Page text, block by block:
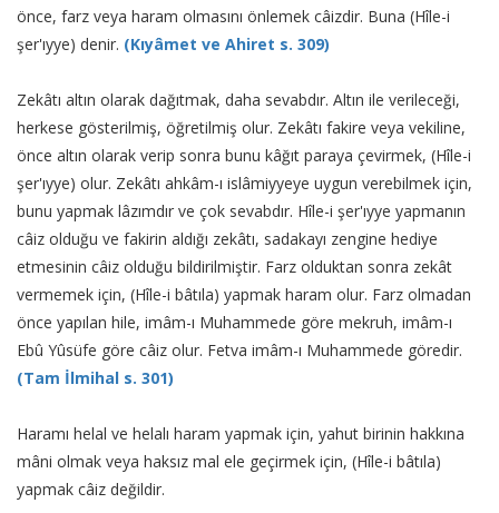
önce, farz veya haram olmasını önlemek câizdir. Buna (Hîle-i
şer'ıyye) denir. (Kıyâmet ve Ahiret s. 309)
Zekâtı altın olarak dağıtmak, daha sevabdır. Altın ile verileceği,
herkese gösterilmiş, öğretilmiş olur. Zekâtı fakire veya vekiline,
önce altın olarak verip sonra bunu kâğıt paraya çevirmek, (Hîle-i
şer'ıyye) olur. Zekâtı ahkâm-ı islâmiyyeye uygun verebilmek için,
bunu yapmak lâzımdır ve çok sevabdır. Hîle-i şer'ıyye yapmanın
câiz olduğu ve fakirin aldığı zekâtı, sadakayı zengine hediye
etmesinin câiz olduğu bildirilmiştir. Farz olduktan sonra zekât
vermemek için, (Hîle-i bâtıla) yapmak haram olur. Farz olmadan
önce yapılan hile, imâm-ı Muhammede göre mekruh, imâm-ı
Ebû Yûsüfe göre câiz olur. Fetva imâm-ı Muhammede göredir.
(Tam İlmihal s. 301)
Haramı helal ve helalı haram yapmak için, yahut birinin hakkına
mâni olmak veya haksız mal ele geçirmek için, (Hîle-i bâtıla)
yapmak câiz değildir.